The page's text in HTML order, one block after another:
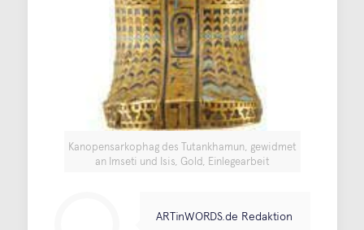
Kanopensarkophag des Tutankhamun, gewidmet
an Imseti und Isis, Gold, Einlegearbeit
ARTinWORDS.de Redaktion